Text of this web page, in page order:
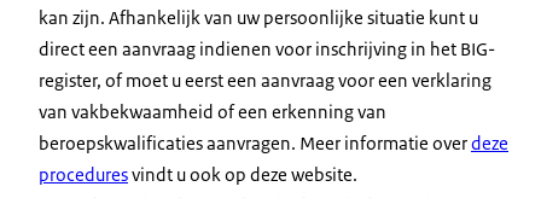
Het tijdelijke en incidentele karakter van de
werkzaamheden wordt bij de aanvraag
beoordeeld. U moet dit aantonen met
bewijsstukken.
Wilt u voor meer of langer dan de hierboven
genoemde termijnen in Nederland werken in
Wanneer uw aanvraag en de vereiste
documenten stukken binnen zijn, wordt de
aanvraag door ons beoordeeld. U ontvangt
binnen vier weken het (voorgenomen) besluit
over uw aanvraag.
Afhankelijk van uw keuze ontvangt u de
toestemming of afwijzing per post of per mail.
U maakt deze keuze in het aanvraagformulier.
7.
Aan het werk
Verlenging aanvragen
kan zijn. Afhankelijk van uw persoonlijke situatie kunt u
direct een aanvraag indienen voor inschrijving in het BIG-
register, of moet u eerst een aanvraag voor een verklaring
van vakbekwaamheid of een erkenning van
beroepskwalificaties aanvragen. Meer informatie overdeze
proceduresvindt u ook op deze website.